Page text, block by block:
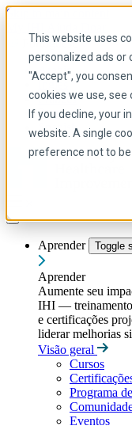
This website uses
personalized ads or
"Accept", you
cookies we use, see
If you decline, your
website. A single
preference not to be
Skip to main content
Portuguese
Arabic
Inglês
Francês
Portuguese
Spanish
Aprender Toggle
Aprender
Aumente seu
IHI — treinamento
e certificações
liderar melhorias
Visão geral
Cursos
Programa
Eventos